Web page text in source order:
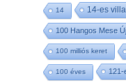
14 14-es
100 Hangos Mese
100 milliós keret
100 éves 121-